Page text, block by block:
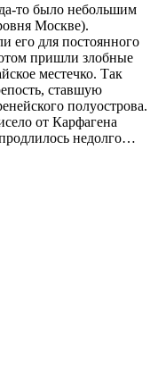
то было небольшим
Москве).
его для постоянного
пришли злобные
местечко. Так
ставшую
полуострова.
от Карфагена
недолго…